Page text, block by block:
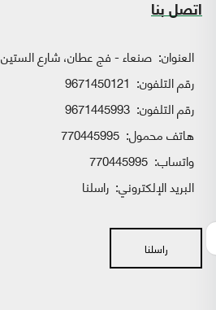
اتصل بنا
العنوان: صنعاء - فج عطان، شارع الستين
رقم التلفون: 9671450121
رقم التلفون: 9671445993
هاتف محمول: 770445995
واتساب:
البريد الإلكتروني: راسلنا
راسلنا